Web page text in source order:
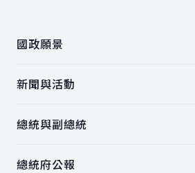
國政願景
新聞與活動
總統與副總統
總統府公報